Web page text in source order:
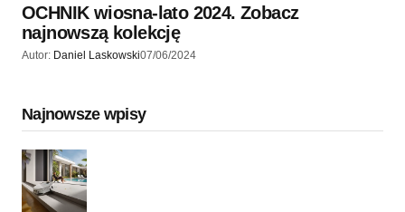
OCHNIK wiosna-lato 2024. Zobacz
najnowszą kolekcję
Autor: Daniel Laskowski07/06/2024
Najnowsze wpisy